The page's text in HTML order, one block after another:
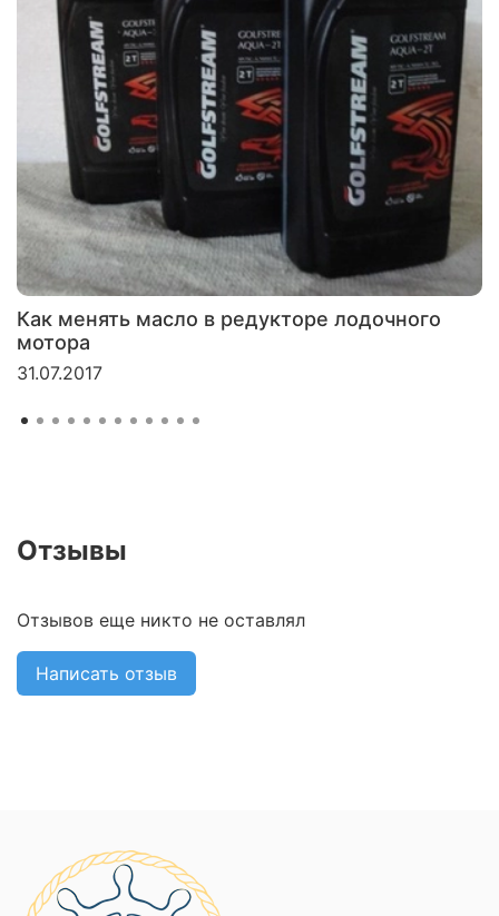
Как менять масло в редукторе лодочного
мотора
31.07.2017
Отзывы
Отзывов еще никто не оставлял
Написать отзыв